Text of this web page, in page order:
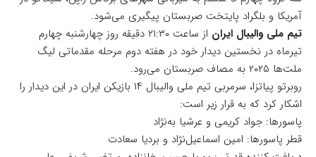
آمریکا و بلگراد پایتخت صربستان پیگیری می‌شود.
تیم ملی والیبال ایران
از ساعت ۲۱:۳۰ دقیقه روز چهارشنبه چهارم
تیرماه در نخستین دیدار خود در هفته دوم مرحله مقدماتی لیگ
ملت‌ها ۲۰۲۵ به مصاف صربستان می‌رود.
روبرتو پیاتزا، سرمربی تیم ملی والیبال ۱۴ بازیکن ایران در این دیدار را
اشکار کرد که به قرار زیر است:
پاسورها: جواد کریمی و عرشیا به‌نژاد
قطر پاسورها: امین اسماعیل‌نژاد و بردیا سعادت